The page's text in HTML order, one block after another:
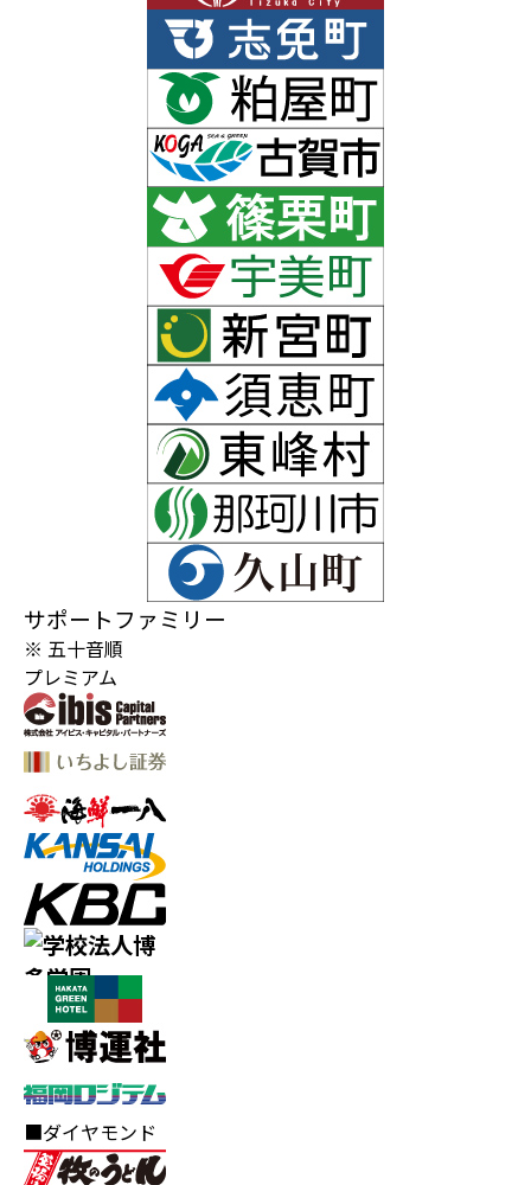
サポートファミリー
※ 五十音順
プレミアム
■ダイヤモンド